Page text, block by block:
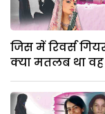
जिस में रिवर्स
क्या मतलब था वह